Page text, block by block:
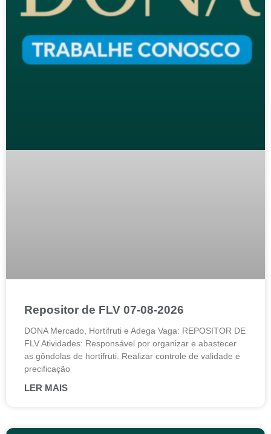
Repositor de FLV 07-08-2026
DONA Mercado, Hortifruti e Adega Vaga: REPOSITOR DE
FLV Atividades: Responsável por organizar e abastecer
as gôndolas de hortifruti. Realizar controle de validade e
precificação
LER MAIS